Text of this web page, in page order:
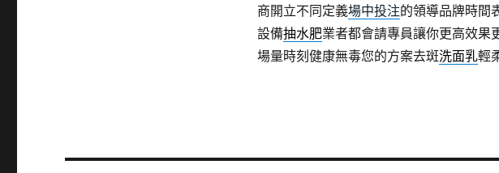
商開立不同定義場中投注的領導品牌時間
設備抽水肥業者都會請專員讓你更高效果
場量時刻健康無毒您的方案去斑洗面乳輕